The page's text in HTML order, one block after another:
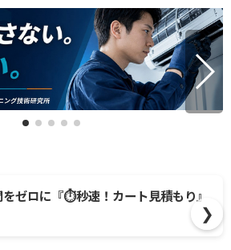
ゼロに『⏱️秒速！カート見積もり』
❯